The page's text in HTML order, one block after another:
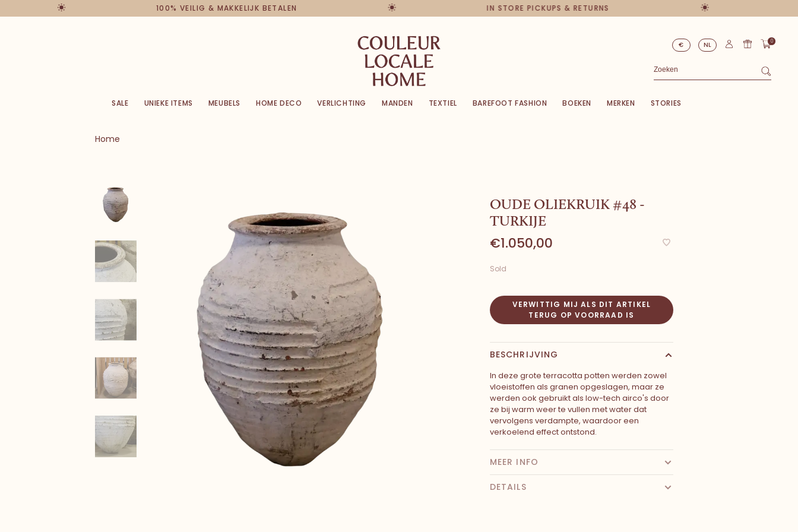
100% VEILIG & MAKKELIJK BETALEN IN STORE PICKUPS & RETURNS
€ NL 0
SALE UNIEKE ITEMS MEUBELS HOME DECO VERLICHTING MANDEN TEXTIEL BAREFOOT FASHION BOEKEN MERKEN STORIES
Home
OUDE OLIEKRUIK #48 -
TURKIJE
€1.050,00
Sold
VERWITTIG MIJ ALS DIT ARTIKEL
TERUG OP VOORRAAD IS
BESCHRIJVING
In deze grote terracotta potten werden zowel
vloeistoffen als granen opgeslagen, maar ze
werden ook gebruikt als low-tech airco's door
ze bij warm weer te vullen met water dat
vervolgens verdampte, waardoor een
verkoelend effect ontstond.
MEER INFO
DETAILS